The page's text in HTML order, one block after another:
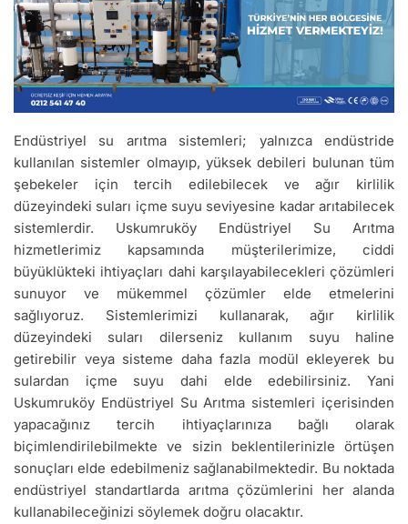
Endüstriyel su arıtma sistemleri; yalnızca endüstride
kullanılan sistemler olmayıp, yüksek debileri bulunan tüm
şebekeler için tercih edilebilecek ve ağır kirlilik
düzeyindeki suları içme suyu seviyesine kadar arıtabilecek
sistemlerdir. Uskumruköy Endüstriyel Su Arıtma
hizmetlerimiz kapsamında müşterilerimize, ciddi
büyüklükteki ihtiyaçları dahi karşılayabilecekleri çözümleri
sunuyor ve mükemmel çözümler elde etmelerini
sağlıyoruz. Sistemlerimizi kullanarak, ağır kirlilik
düzeyindeki suları dilerseniz kullanım suyu haline
getirebilir veya sisteme daha fazla modül ekleyerek bu
sulardan içme suyu dahi elde edebilirsiniz. Yani
Uskumruköy Endüstriyel Su Arıtma sistemleri içerisinden
yapacağınız tercih ihtiyaçlarınıza bağlı olarak
biçimlendirilebilmekte ve sizin beklentilerinizle örtüşen
sonuçları elde edebilmeniz sağlanabilmektedir. Bu noktada
endüstriyel standartlarda arıtma çözümlerini her alanda
kullanabileceğinizi söylemek doğru olacaktır.